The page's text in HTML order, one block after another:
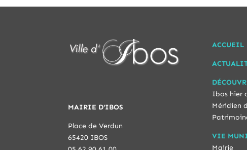
MAIRIE D'IBOS
Place de Verdun
65420 IBOS
ACCUEIL
Ibos hier
Méridien
VIE
Mairie